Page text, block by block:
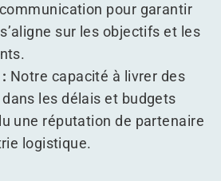
pour garantir
sur les objectifs et les
Notre capacité à livrer des
les délais et budgets
une réputation de partenaire
logistique.